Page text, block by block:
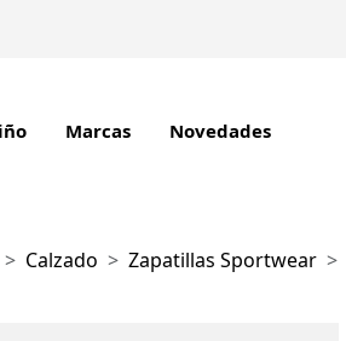
Marcas Novedades
Calzado Zapatillas Sportwear